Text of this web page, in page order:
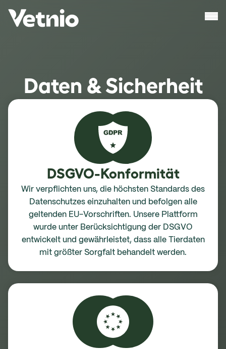
Daten & Sicherheit
DSGVO-Konformität
Wir verpflichten uns, die höchsten Standards des
Datenschutzes einzuhalten und befolgen alle
geltenden EU-Vorschriften. Unsere Plattform
wurde unter Berücksichtigung der DSGVO
entwickelt und gewährleistet, dass alle Tierdaten
mit größter Sorgfalt behandelt werden.